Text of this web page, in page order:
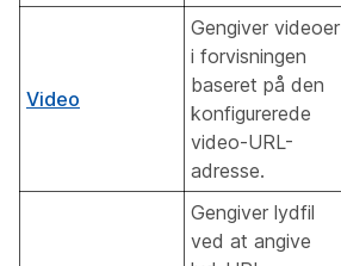
Video
Gengiver videoer
i forvisningen
baseret på den
konfigurerede
video-URL-
adresse.
Gengiver lydfil
ved at angive